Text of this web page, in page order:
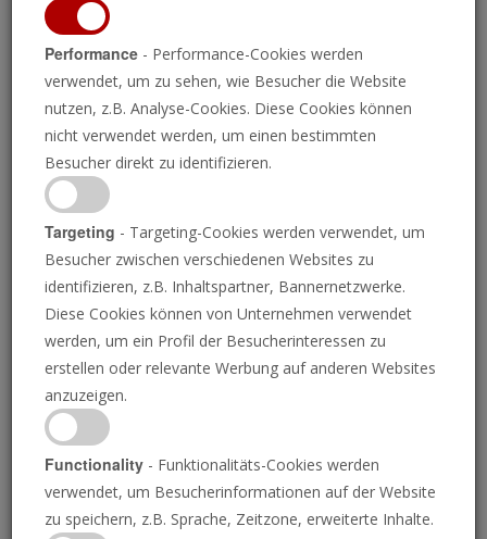
Saudische Millionen für
deutsche Rüstungsgüter
“
Trotz des Rüstungsexportstopps verdient die
deutsche Branche weiter gut mit Geschäften in
Saudi-Arabien. In den vergangenen acht
Monaten genehmigt die Bundesregierung 57
Ausfuhren. Auch wenn es sich dabei nicht um
Kriegsgerät handelt, nennt die Linke die
Genehmigungen "unerträglich".
Die Bundesregierung hat seit Ende Oktober
2020 Rüstungsexporte im Wert von mehr als
Performance - Performance-Cookies werden
verwendet, um zu sehen, wie Besucher die Website
nutzen, z.B. Analyse-Cookies. Diese Cookies können
nicht verwendet werden, um einen bestimmten
Besucher direkt zu identifizieren.
Targeting - Targeting-Cookies werden verwendet, um
Besucher zwischen verschiedenen Websites zu
identifizieren, z.B. Inhaltspartner, Bannernetzwerke.
Diese Cookies können von Unternehmen verwendet
werden, um ein Profil der Besucherinteressen zu
erstellen oder relevante Werbung auf anderen Websites
anzuzeigen.
Functionality - Funktionalitäts-Cookies werden
verwendet, um Besucherinformationen auf der Website
zu speichern, z.B. Sprache, Zeitzone, erweiterte Inhalte.